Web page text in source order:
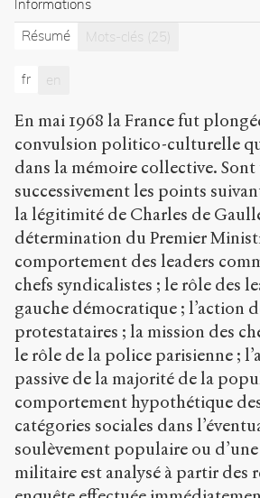
Mattei.
La
prise
panique
en
mai
:
comment
la
civile
fut
évitée
2009.
Sens
public.
h
t
p
:
Informations
Résumé
Mots-clés (25)
fr en
En mai 1968 la France fut
convulsion politico-culturelle
dans la mémoire collective. Sont
successivement les points
la légitimité de Charles de
détermination du Premier
comportement des leaders
chefs syndicalistes ; le rôle des
gauche démocratique ; l’action
protestataires ; la mission des
le rôle de la police parisienne ;
passive de la majorité de la
comportement hypothétique
catégories sociales dans
soulèvement populaire ou
militaire est analysé à partir des